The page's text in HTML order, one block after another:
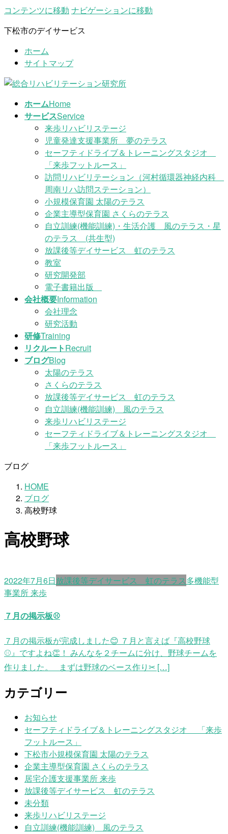
コンテンツに移動 ナビゲーションに移動
下松市のデイサービス
ホーム
サイトマップ
ホームHome
サービスService
来歩リハビリステージ
児童発達支援事業所 夢のテラス
セーフティドライブ＆トレーニングスタジオ
「来歩フットルース」
訪問リハビリテーション（河村循環器神経内科
周南リハ訪問ステーション）
小規模保育園 太陽のテラス
企業主導型保育園 さくらのテラス
自立訓練(機能訓練)・生活介護 風のテラス・星
のテラス (共生型)
放課後等デイサービス 虹のテラス
教室
研究開発部
電子書籍出版
会社概要Information
会社理念
研究活動
研修Training
リクルートRecruit
ブログBlog
太陽のテラス
さくらのテラス
放課後等デイサービス 虹のテラス
自立訓練(機能訓練) 風のテラス
来歩リハビリステージ
セーフティドライブ＆トレーニングスタジオ
「来歩フットルース」
ブログ
HOME
ブログ
高校野球
高校野球
2022年7月6日放課後等デイサービス 虹のテラス多機能型
事業所 来歩
７月の掲示板⚾
７月の掲示板が完成しました😊 ７月と言えば『高校野球
⚾』ですよね👏！ みんなを２チームに分け、野球チームを
作りました。 まずは野球のベース作り✂ […]
カテゴリー
お知らせ
セーフティドライブ＆トレーニングスタジオ 「来歩
フットルース」
下松市小規模保育園 太陽のテラス
企業主導型保育園 さくらのテラス
居宅介護支援事業所 来歩
放課後等デイサービス 虹のテラス
未分類
来歩リハビリステージ
自立訓練(機能訓練) 風のテラス